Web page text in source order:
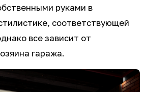
руками в
соответствующей
все зависит от
гаража.